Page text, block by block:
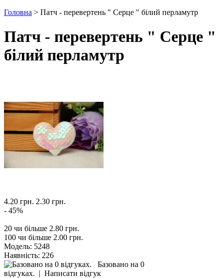
Головна > Патч - перевертень " Серце " білий перламутр
Патч - перевертень " Серце "
білий перламутр
4.20 грн. 2.30 грн.
- 45%
20 чи більше 2.80 грн.
100 чи більше 2.00 грн.
Модель: 5248
Наявність: 226
Базовано на 0
відгуках. | Написати відгук